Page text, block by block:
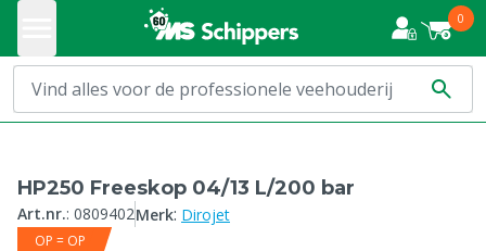
0
HP250 Freeskop 04/13 L/200 bar
Art.nr.: 0809402Merk: Dirojet
OP = OP